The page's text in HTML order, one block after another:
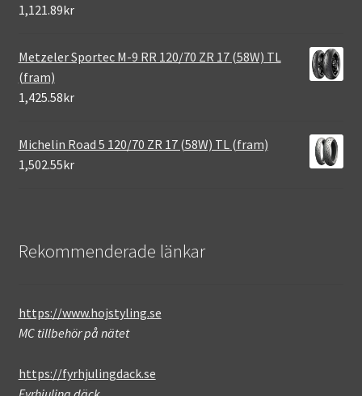
1,121.89kr
Metzeler Sportec M-9 RR 120/70 ZR 17 (58W) TL
(fram)
1,425.58kr
Michelin Road 5 120/70 ZR 17 (58W) TL (fram)
1,502.55kr
Rekommenderade länkar
https://www.hojstyling.se
MC tillbehör på nätet
https://fyrhjulingdack.se